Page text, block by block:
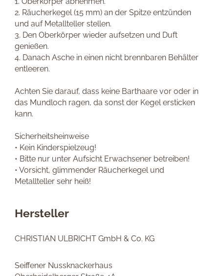
2. Räucherkegel (15 mm) an der Spitze entzünden
und auf Metallteller stellen.
3. Den Oberkörper wieder aufsetzen und Duft
genießen.
4. Danach Asche in einen nicht brennbaren Behälter
entleeren.
Achten Sie darauf, dass keine Barthaare vor oder in
das Mundloch ragen, da sonst der Kegel ersticken
kann.
Sicherheitsheinweise
• Kein Kinderspielzeug!
• Bitte nur unter Aufsicht Erwachsener betreiben!
• Vorsicht, glimmender Räucherkegel und
Metallteller sehr heiß!
Hersteller
CHRISTIAN ULBRICHT GmbH & Co. KG
Seiffener Nussknackerhaus